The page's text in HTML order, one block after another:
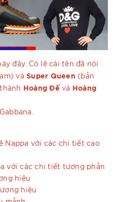
đây. Có lẽ cái tên đã nói
và Super Queen (bản
Hoàng Đếvà Hoàng
Nappa với các chi tiết cao
với các chi tiết tương phản
hiệu
hiệu